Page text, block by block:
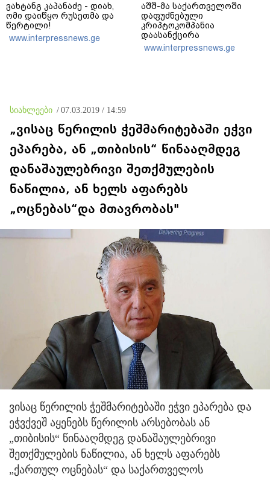
ვახტანგ კაპანაძე - დიახ,
ომი დაიწყო რუსეთმა და
წერტილი!
www.interpressnews.ge
აშშ-მა საქართველოში
დაფუძნებული
კრიპტოკომპანია
დაასანქცირა
www.interpressnews.ge
სიახლეები / 07.03.2019 / 14:59
„ვისაც წერილის ჭეშმარიტებაში ეჭვი
ეპარება, ან „თიბისის“ წინააღმდეგ
დანაშაულებრივი შეთქმულების
ნაწილია, ან ხელს აფარებს
„ოცნებას“და მთავრობას"
ვისაც წერილის ჭეშმარიტებაში ეჭვი ეპარება და
ეჭვქვეშ აყენებს წერილის არსებობას ან
„თიბისის“ წინააღმდეგ დანაშაულებრივი
შეთქმულების ნაწილია, ან ხელს აფარებს
„ქართულ ოცნებას“ და საქართველოს